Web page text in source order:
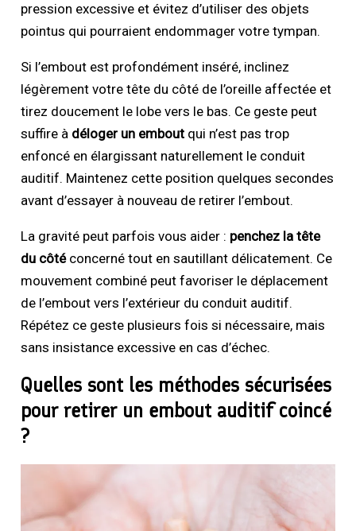
pression excessive et évitez d’utiliser des objets
pointus qui pourraient endommager votre tympan.
Si l’embout est profondément inséré, inclinez
légèrement votre tête du côté de l’oreille affectée et
tirez doucement le lobe vers le bas. Ce geste peut
suffire à déloger un embout qui n’est pas trop
enfoncé en élargissant naturellement le conduit
auditif. Maintenez cette position quelques secondes
avant d’essayer à nouveau de retirer l’embout.
La gravité peut parfois vous aider : penchez la tête
du côtéconcerné tout en sautillant délicatement. Ce
mouvement combiné peut favoriser le déplacement
de l’embout vers l’extérieur du conduit auditif.
Répétez ce geste plusieurs fois si nécessaire, mais
sans insistance excessive en cas d’échec.
Quelles sont les méthodes sécurisées
pour retirer un embout auditif coincé
?